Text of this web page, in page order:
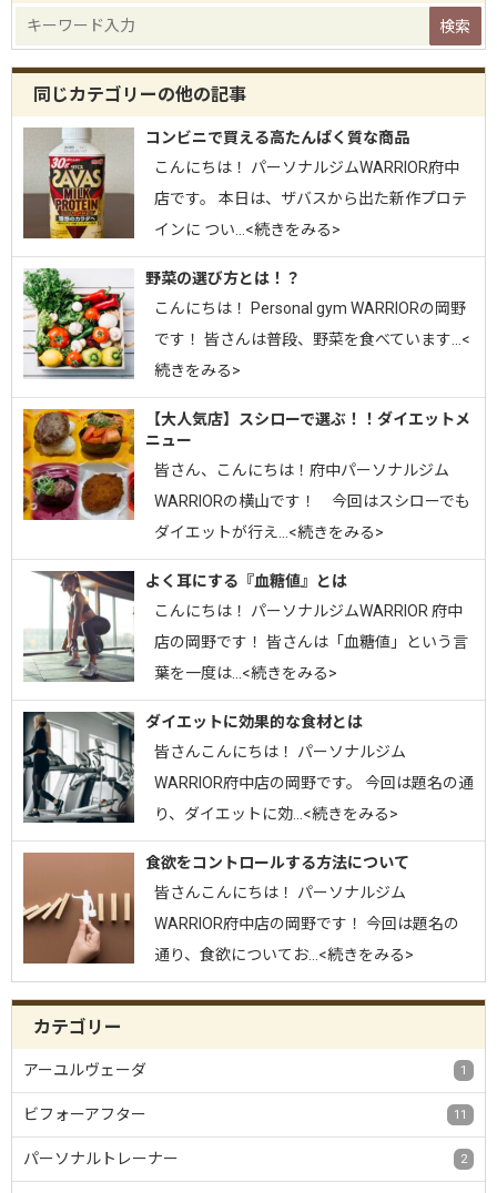
同じカテゴリーの他の記事
コンビニで買える高たんぱく質な商品
こんにちは！ パーソナルジムWARRIOR府中
店です。 本日は、ザバスから出た新作プロテ
インに つい…<続きをみる>
野菜の選び方とは！？
こんにちは！ Personal gym WARRIORの岡野
です！ 皆さんは普段、野菜を食べています…<
続きをみる>
【大人気店】スシローで選ぶ！！ダイエットメ
ニュー
皆さん、こんにちは！府中パーソナルジム
WARRIORの横山です！ 今回はスシローでも
ダイエットが行え…<続きをみる>
よく耳にする『血糖値』とは
こんにちは！ パーソナルジムWARRIOR 府中
店の岡野です！ 皆さんは「血糖値」という言
葉を一度は…<続きをみる>
ダイエットに効果的な食材とは
皆さんこんにちは！ パーソナルジム
WARRIOR府中店の岡野です。 今回は題名の通
り、ダイエットに効…<続きをみる>
食欲をコントロールする方法について
皆さんこんにちは！ パーソナルジム
WARRIOR府中店の岡野です！ 今回は題名の
通り、食欲についてお…<続きをみる>
カテゴリー
アーユルヴェーダ 1
ビフォーアフター 11
パーソナルトレーナー 2